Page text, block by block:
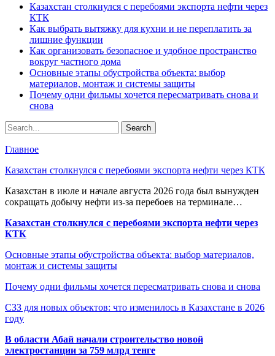
Казахстан столкнулся с перебоями экспорта нефти через
КТК
Как выбрать вытяжку для кухни и не переплатить за
лишние функции
Как организовать безопасное и удобное пространство
вокруг частного дома
Основные этапы обустройства объекта: выбор
материалов, монтаж и системы защиты
Почему одни фильмы хочется пересматривать снова и
снова
Главное
Казахстан столкнулся с перебоями экспорта нефти через КТК
Казахстан в июле и начале августа 2026 года был вынужден
сокращать добычу нефти из-за перебоев на терминале…
Казахстан столкнулся с перебоями экспорта нефти через
КТК
Основные этапы обустройства объекта: выбор материалов,
монтаж и системы защиты
Почему одни фильмы хочется пересматривать снова и снова
СЗЗ для новых объектов: что изменилось в Казахстане в 2026
году
В области Абай начали строительство новой
электростанции за 759 млрд тенге